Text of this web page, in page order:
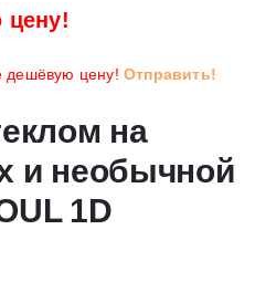
цену!
дешёвую цену! Отправить!
на
и необычной
1D